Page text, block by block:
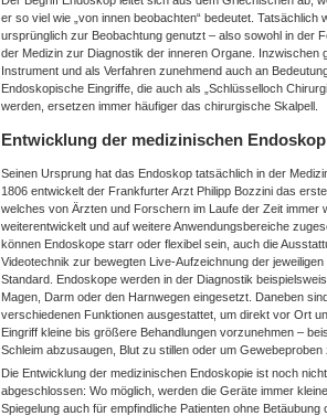
er so viel wie „von innen beobachten“ bedeutet. Tatsächlich
ursprünglich zur Beobachtung genutzt – also sowohl in der
der Medizin zur Diagnostik der inneren Organe. Inzwischen
Instrument und als Verfahren zunehmend auch an
Endoskopische Eingriffe, die auch als „Schlüsselloch
werden, ersetzen immer häufiger das chirurgische Skalpell.
Entwicklung der medizinischen
Seinen Ursprung hat das Endoskop tatsächlich in der
1806 entwickelt der Frankfurter Arzt Philipp Bozzini das
welches von Ärzten und Forschern im Laufe der Zeit immer
weiterentwickelt und auf weitere Anwendungsbereiche
können Endoskope starr oder flexibel sein, auch die
Videotechnik zur bewegten Live-Aufzeichnung der jeweiligen
Standard. Endoskope werden in der Diagnostik
Magen, Darm oder den Harnwegen eingesetzt. Daneben
verschiedenen Funktionen ausgestattet, um direkt vor Ort
Eingriff kleine bis größere Behandlungen vorzunehmen –
Schleim abzusaugen, Blut zu stillen oder um Gewebeproben
Die Entwicklung der medizinischen Endoskopie ist noch nicht
abgeschlossen: Wo möglich, werden die Geräte immer
Spiegelung auch für empfindliche Patienten ohne Betäubung